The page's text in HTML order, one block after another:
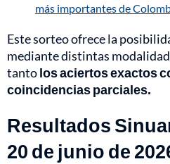
más importantes de
Este sorteo ofrece la
mediante distintas
tantolos aciertos exactos
coincidencias parciales.
Resultados
20 de junio de